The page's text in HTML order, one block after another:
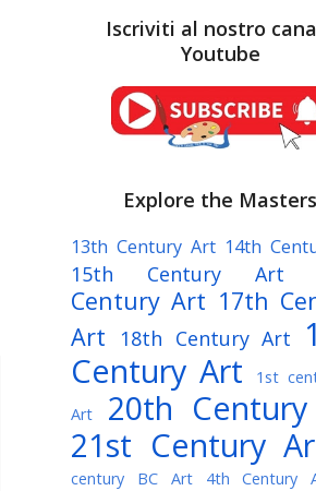
Iscriviti al nostro
Youtube
Explore the Masters
13th Century Art 14th
15th Century Art
Century Art 17th
Art
18th Century Art
Century Art
1st
Art
20th
21st Century
century BC Art
4th Century